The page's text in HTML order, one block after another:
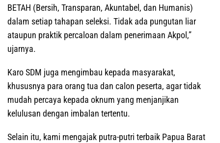
BETAH (Bersih, Transparan, Akuntabel, dan Humanis)
dalam setiap tahapan seleksi. Tidak ada pungutan liar
ataupun praktik percaloan dalam penerimaan Akpol,”
ujarnya.
Karo SDM juga mengimbau kepada masyarakat,
khususnya para orang tua dan calon peserta, agar tidak
mudah percaya kepada oknum yang menjanjikan
kelulusan dengan imbalan tertentu.
Selain itu, kami mengajak putra-putri terbaik Papua Barat